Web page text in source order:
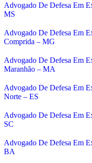
Advogado De Defesa Em
MS
Advogado De Defesa Em
Comprida – MG
Advogado De Defesa Em
Maranhão – MA
Advogado De Defesa Em
Norte – ES
Advogado De Defesa Em
SC
Advogado De Defesa Em
BA